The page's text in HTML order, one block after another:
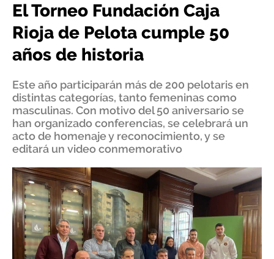
El Torneo Fundación Caja
Rioja de Pelota cumple 50
años de historia
Este año participarán más de 200 pelotaris en
distintas categorías, tanto femeninas como
masculinas. Con motivo del 50 aniversario se
han organizado conferencias, se celebrará un
acto de homenaje y reconocimiento, y se
editará un video conmemorativo